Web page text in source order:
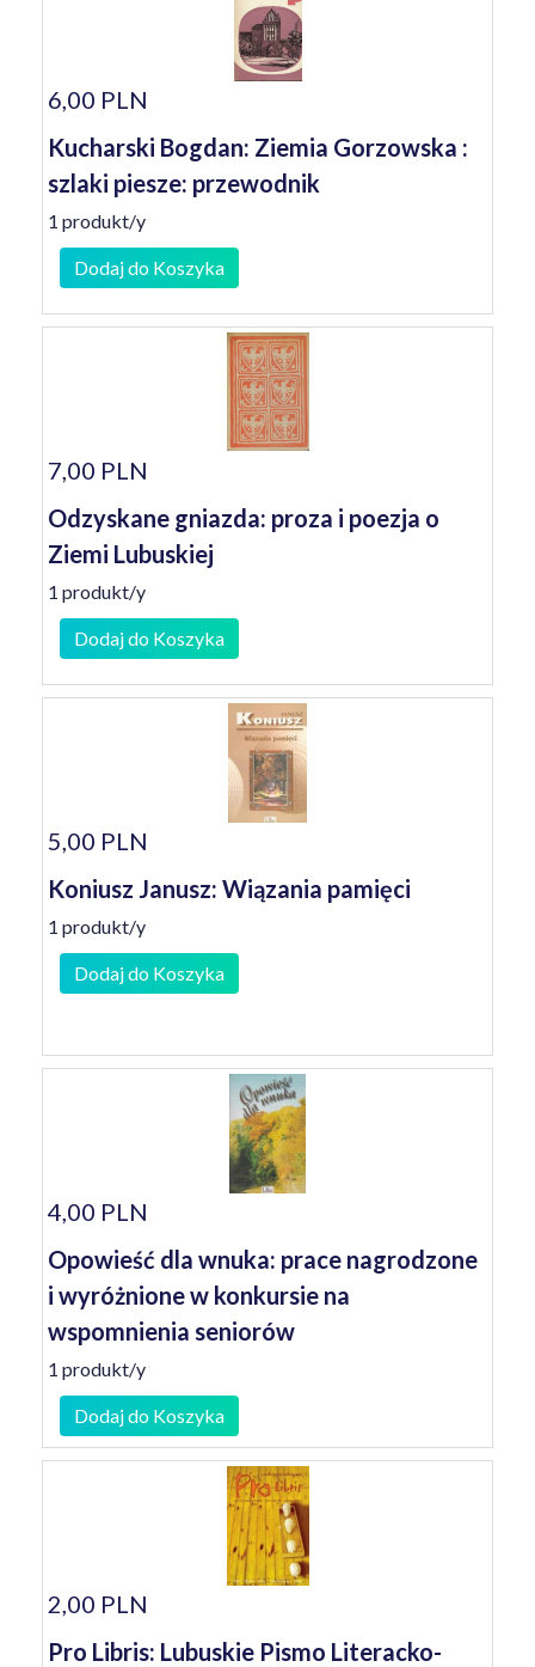
6,00 PLN
Kucharski Bogdan: Ziemia Gorzowska :
szlaki piesze: przewodnik
1 produkt/y
Dodaj do Koszyka
7,00 PLN
Odzyskane gniazda: proza i poezja o
Ziemi Lubuskiej
1 produkt/y
Dodaj do Koszyka
5,00 PLN
Koniusz Janusz: Wiązania pamięci
1 produkt/y
Dodaj do Koszyka
4,00 PLN
Opowieść dla wnuka: prace nagrodzone
i wyróżnione w konkursie na
wspomnienia seniorów
1 produkt/y
Dodaj do Koszyka
2,00 PLN
Pro Libris: Lubuskie Pismo Literacko-